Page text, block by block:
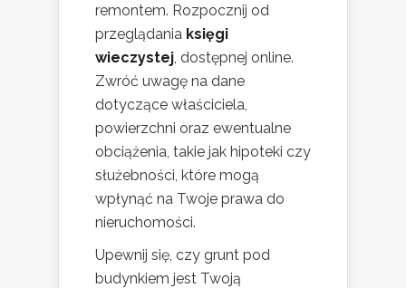
remontem. Rozpocznij od
przeglądania księgi
wieczystej , dostępnej online.
Zwróć uwagę na dane
dotyczące właściciela,
powierzchni oraz ewentualne
obciążenia, takie jak hipoteki czy
służebności, które mogą
wpłynąć na Twoje prawa do
nieruchomości.
Upewnij się, czy grunt pod
budynkiem jest Twoją